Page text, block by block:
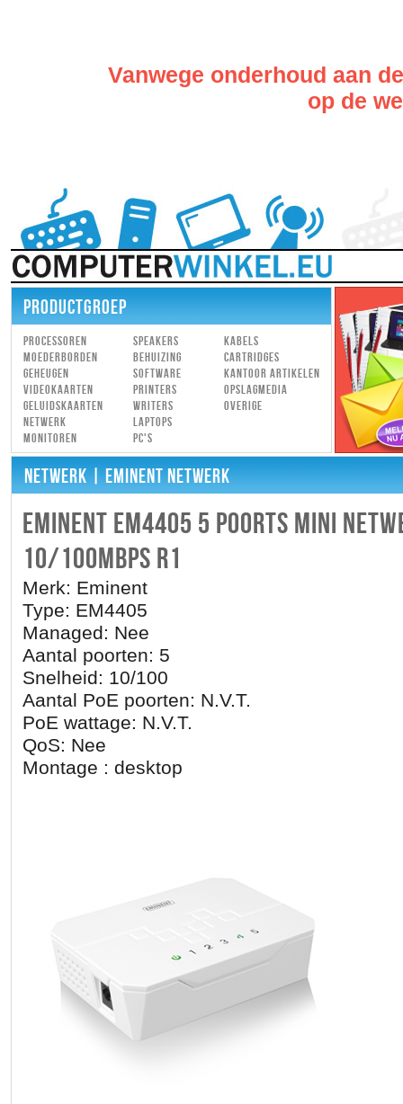
Vanwege onderhoud aan
op de
PRODUCTGROEP
Processoren
Moederborden
Geheugen
Videokaarten
Geluidskaarten
Netwerk
Monitoren
Speakers
Behuizing
Software
Printers
Writers
Laptops
PC's
Kabels
Cartridges
Kantoor artikelen
Opslagmedia
Overige
NETWERK| EMINENT NETWERK
EMINENT EM4405 5 POORTS MINI
10/100MBPS R1
Merk: Eminent
Type: EM4405
Managed: Nee
Aantal poorten: 5
Snelheid: 10/100
Aantal PoE poorten: N.V.T.
PoE wattage: N.V.T.
QoS: Nee
Montage : desktop